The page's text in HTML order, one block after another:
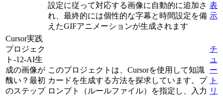
設定に従って対応する画像に自動的に追加さ
れ、最終的には個性的な字幕と時間設定を備
えたGIFアニメーションが生成されます
表
示
Cursor実践
プロジェク
ト-12-AI生
成の画像が
醜い？最初
のステップ
このプロジェクトは、Cursorを使用して知識
カードを生成する方法を探求しています。プ
ロンプト（ルールファイル）を指定し、入力
チ
ュ
ー
ト
リ